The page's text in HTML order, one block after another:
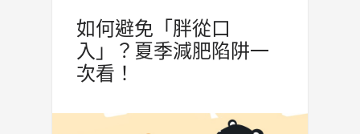
如何避免「胖從口
入」？夏季減肥陷阱一
次看！